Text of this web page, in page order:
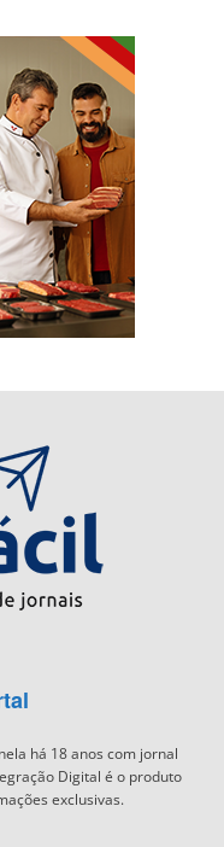
há 18 anos com jornal
Digital é o produto
exclusivas.